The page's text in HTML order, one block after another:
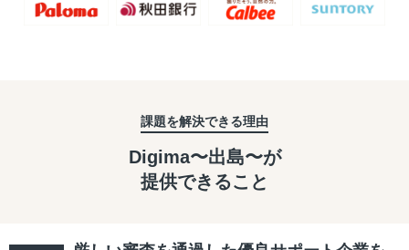
課題を解決できる理由
Digima〜出島〜が
提供できること